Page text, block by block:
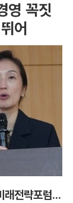
영 꼭짓
어
미래를 여는 AI와 일자리…'제2회 더팩트미래전략포럼' 참가 신청